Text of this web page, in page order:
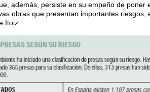
además, persiste en su empeño de poner
obras que presentan importantes riesgos,
Itoiz.